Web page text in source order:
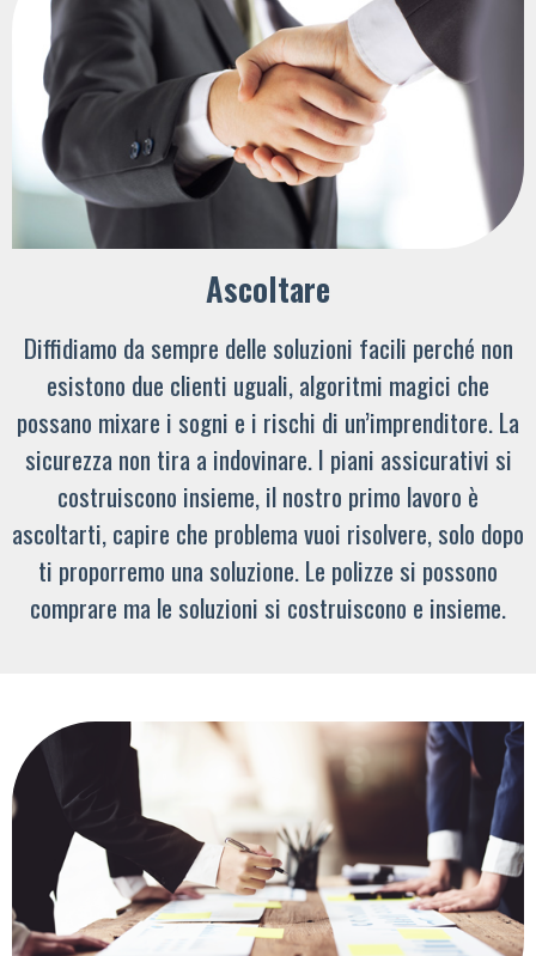
Ascoltare
Diffidiamo da sempre delle soluzioni facili perché non
esistono due clienti uguali, algoritmi magici che
possano mixare i sogni e i rischi di un’imprenditore. La
sicurezza non tira a indovinare. I piani assicurativi si
costruiscono insieme, il nostro primo lavoro è
ascoltarti, capire che problema vuoi risolvere, solo dopo
ti proporremo una soluzione. Le polizze si possono
comprare ma le soluzioni si costruiscono e insieme.